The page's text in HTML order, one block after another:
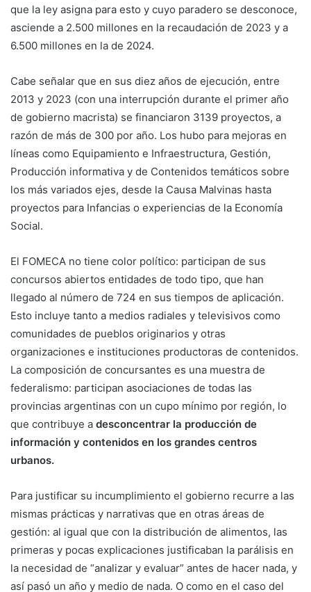
que la ley asigna para esto y cuyo paradero se desconoce,
asciende a 2.500 millones en la recaudación de 2023 y a
6.500 millones en la de 2024.
Cabe señalar que en sus diez años de ejecución, entre
2013 y 2023 (con una interrupción durante el primer año
de gobierno macrista) se financiaron 3139 proyectos, a
razón de más de 300 por año. Los hubo para mejoras en
líneas como Equipamiento e Infraestructura, Gestión,
Producción informativa y de Contenidos temáticos sobre
los más variados ejes, desde la Causa Malvinas hasta
proyectos para Infancias o experiencias de la Economía
Social.
El FOMECA no tiene color político: participan de sus
concursos abiertos entidades de todo tipo, que han
llegado al número de 724 en sus tiempos de aplicación.
Esto incluye tanto a medios radiales y televisivos como
comunidades de pueblos originarios y otras
organizaciones e instituciones productoras de contenidos.
La composición de concursantes es una muestra de
federalismo: participan asociaciones de todas las
provincias argentinas con un cupo mínimo por región, lo
que contribuye a desconcentrar la producción de
información y contenidos en los grandes centros
urbanos.
Para justificar su incumplimiento el gobierno recurre a las
mismas prácticas y narrativas que en otras áreas de
gestión: al igual que con la distribución de alimentos, las
primeras y pocas explicaciones justificaban la parálisis en
la necesidad de “analizar y evaluar” antes de hacer nada, y
así pasó un año y medio de nada. O como en el caso del